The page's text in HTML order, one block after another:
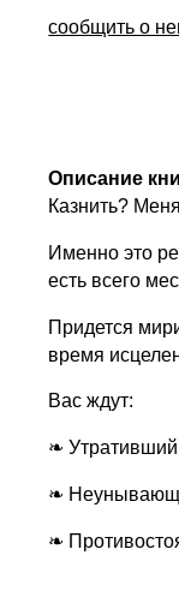
сообщить о
Описание
Казнить?
Именно это
есть всего
Придется
время
Вас ждут:
❧ Утративший
❧
❧